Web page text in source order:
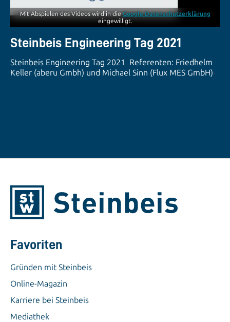
Mit Abspielen des Videos wird in dieGoogle Datenschutzerklärung
eingewilligt.
Steinbeis Engineering Tag 2021
Steinbeis Engineering Tag 2021 Referenten: Friedhelm
Keller (aberu Gmbh) und Michael Sinn (Flux MES GmbH)
Favoriten
Gründen mit Steinbeis
Online-Magazin
Karriere bei Steinbeis
Mediathek